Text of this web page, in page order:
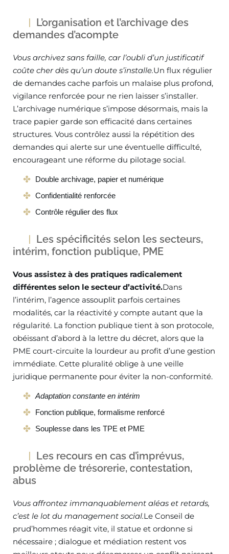
L’organisation et l’archivage des
demandes d’acompte
Vous archivez sans faille, car l’oubli d’un justificatif
coûte cher dès qu’un doute s’installe.Un flux régulier
de demandes cache parfois un malaise plus profond,
vigilance renforcée pour ne rien laisser s’installer.
L’archivage numérique s’impose désormais, mais la
trace papier garde son efficacité dans certaines
structures. Vous contrôlez aussi la répétition des
demandes qui alerte sur une éventuelle difficulté,
encourageant une réforme du pilotage social.
Double archivage, papier et numérique
Confidentialité renforcée
Contrôle régulier des flux
Les spécificités selon les secteurs,
intérim, fonction publique, PME
Vous assistez à des pratiques radicalement
différentes selon le secteur d’activité.Dans
l’intérim, l’agence assouplit parfois certaines
modalités, car la réactivité y compte autant que la
régularité. La fonction publique tient à son protocole,
obéissant d’abord à la lettre du décret, alors que la
PME court-circuite la lourdeur au profit d’une gestion
immédiate. Cette pluralité oblige à une veille
juridique permanente pour éviter la non-conformité.
Adaptation constante en intérim
Fonction publique, formalisme renforcé
Souplesse dans les TPE et PME
Les recours en cas d’imprévus,
problème de trésorerie, contestation,
abus
Vous affrontez immanquablement aléas et retards,
c’est le lot du management social.Le Conseil de
prud’hommes réagit vite, il statue et ordonne si
nécessaire ; dialogue et médiation restent vos